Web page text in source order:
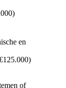
en
of